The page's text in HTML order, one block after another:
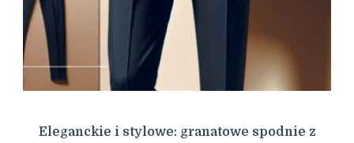
Eleganckie i stylowe: granatowe spodnie z